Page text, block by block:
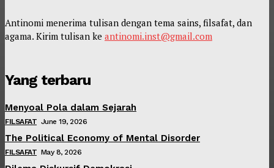
Antinomi menerima tulisan dengan tema sains, filsafat, dan
agama. Kirim tulisan ke antinomi.inst@gmail.com
Yang terbaru
Menyoal Pola dalam Sejarah
FILSAFAT June 19, 2026
The Political Economy of Mental Disorder
FILSAFAT May 8, 2026